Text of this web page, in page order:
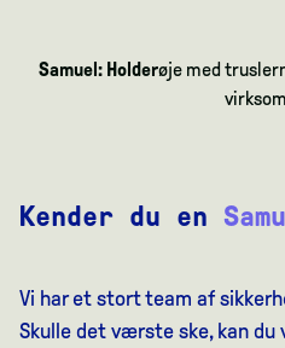
Kender du en
Vi har et stort team af
Skulle det værste ske, kan du
Samuel: Holderøje med